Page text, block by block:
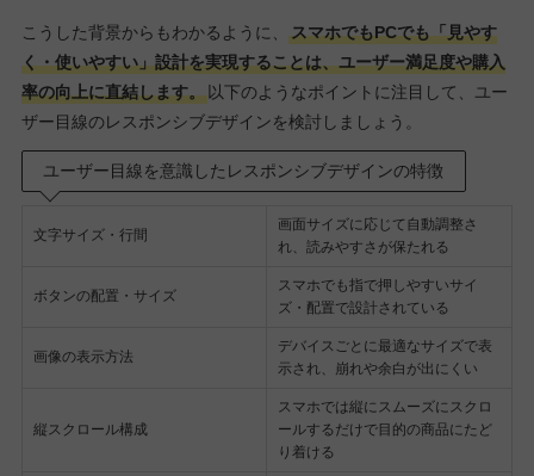
こうした背景からもわかるように、
スマホでもPCでも「見やす
く・使いやすい」設計を実現することは、ユーザー満足度や購入
率の向上に直結します。以下のようなポイントに注目して、ユー
ザー目線のレスポンシブデザインを検討しましょう。
ユーザー目線を意識したレスポンシブデザインの特徴
文字サイズ・行間
画面サイズに応じて自動調整さ
れ、読みやすさが保たれる
ボタンの配置・サイズ
スマホでも指で押しやすいサイ
ズ・配置で設計されている
画像の表示方法
デバイスごとに最適なサイズで表
示され、崩れや余白が出にくい
縦スクロール構成
スマホでは縦にスムーズにスクロ
ールするだけで目的の商品にたど
り着ける